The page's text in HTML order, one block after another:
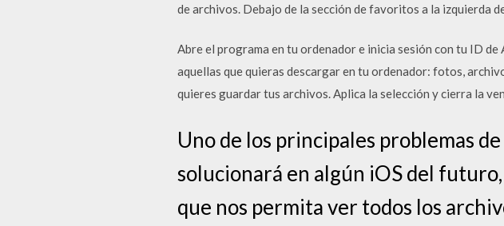
de archivos. Debajo de la sección de favoritos a la izquierda
Abre el programa en tu ordenador e inicia sesión con tu ID
aquellas que quieras descargar en tu ordenador: fotos,
quieres guardar tus archivos. Aplica la selección y cierra la
Uno de los principales problemas
solucionará en algún iOS del
que nos permita ver todos los